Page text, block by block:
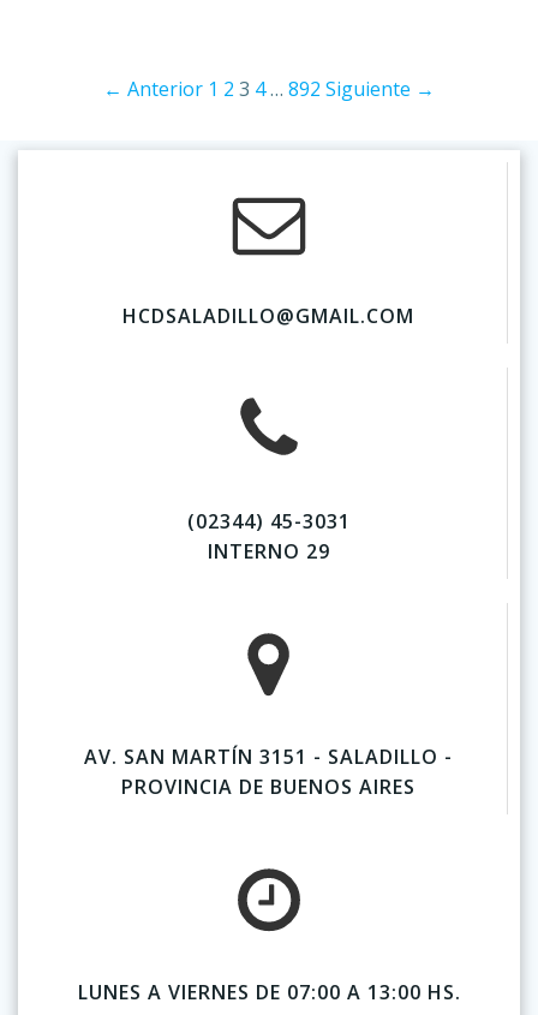
← Anterior 1 2 3 4… 892 Siguiente →
HCDSALADILLO@GMAIL.COM
(02344) 45-3031
INTERNO 29
AV. SAN MARTÍN 3151 - SALADILLO -
PROVINCIA DE BUENOS AIRES
LUNES A VIERNES DE 07:00 A 13:00 HS.